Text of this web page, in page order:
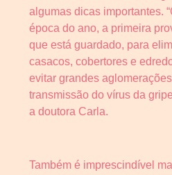
algumas dicas importantes.
época do ano, a primeira
que está guardado, para
casacos, cobertores e
evitar grandes
transmissão do vírus da
a doutora Carla.
Também é imprescindível